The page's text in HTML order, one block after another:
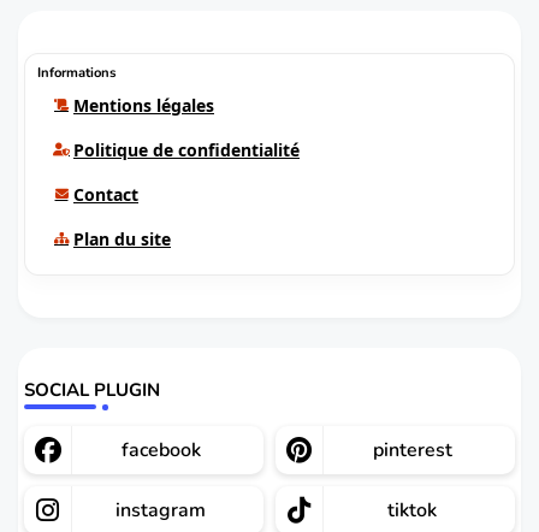
Informations
Mentions légales
Politique de confidentialité
Contact
Plan du site
SOCIAL PLUGIN
facebook pinterest
instagram tiktok